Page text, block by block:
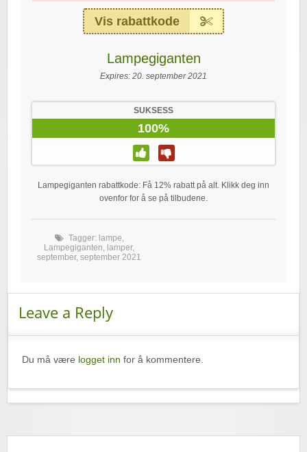
Vis rabattkode
Lampegiganten
Expires: 20. september 2021
SUKSESS
100%
Lampegiganten rabattkode: Få 12% rabatt på alt. Klikk deg inn
ovenfor for å se på tilbudene.
Tagger: lampe,
Lampegiganten, lamper,
september, september 2021
Leave a Reply
Du må være logget inn for å kommentere.